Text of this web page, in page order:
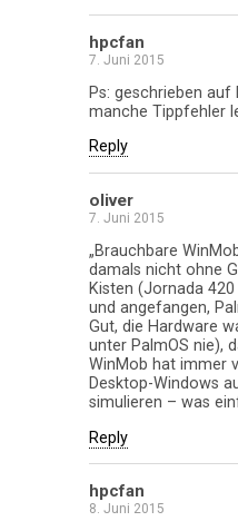
hpcfan
7. Juni 2015
Ps: geschrieben auf
manche Tippfehler
Reply
oliver
7. Juni 2015
„Brauchbare
damals nicht ohne
Kisten (Jornada
und angefangen,
Gut, die Hardware
unter PalmOS nie),
WinMob hat immer
Desktop-Windows
simulieren – was
Reply
hpcfan
8. Juni 2015